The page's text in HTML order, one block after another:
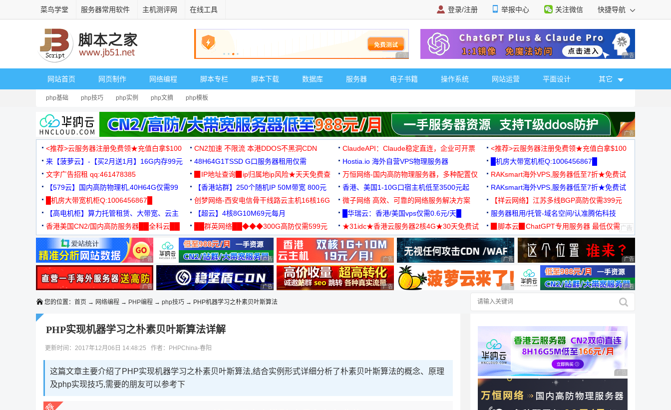
菜鸟学堂 服务器常用软件 主机测评网 在线工具 登录/注册 举报中心 关注微信 快捷导航
广告 商业广告，理性选择 广告 商业广告，理
网站首页 网页制作 网络编程 脚本专栏 脚本下载 数据库 服务器 电子书籍 操作系统 网站运营 平面设计 其它
php基础 php技巧 php实例 php文摘 php模板
广告 商业广告，理
<推荐>云服务器注册免费领★充值白拿$100 CN2加速 不限流 本港DDOS不黑洞CDN ClaudeAPI：Claude稳定直连，企业可开票
<推荐>云服务器注册免费领★充值白拿$100
来【菠萝云】-【买2月送1月】16G内存99元
48H64G1TSSD G口服务器租用仅需
3000+可免费测试
Hostia.io 海外自营VPS物理服务器
█机房大带宽机柜Q:1006456867█
文字广告招租 qq:461478385
▉IP地址查询▉ip归属地ip风险★天天免费查
万恒网络-国内高防物理服务器，多种配置仅
99元/月起
RAKsmart海外VPS,服务器低至7折★免费试
用★
【579云】国内高防物理机,40H64G仅需99
元
【香港站群】250个随机IP 50M带宽 800元 香港、美国1-10G口宿主机低至3500元起
RAKsmart海外VPS,服务器低至7折★免费试
用★
█机房大带宽机柜Q:1006456867█
创梦网络-西安电信骨干线路云主机16核16G
88元/月
微子网络 高效、可靠的网络服务解决方案
【祥云网络】江苏多线BGP高防仅需399元
【高电机柜】算力托管租赁、大带宽、云主
机
【超云】4核8G10M69元每月 █华瑞云：香港/美国vps仅需0.6元/天█
服务器租用/托管-域名空间/认准腾佑科技
香港美国CN2/国内高防服务器██全科云██
██群英网络██◆◆◆300G高防仅需599元
◆◆◆
★31idc★香港云服务器2核4G★30天免费试
用◆
▉脚本云▉ChatGPT专用服务器 最低仅需
19元/月
广告 商业广告，理性选择 广告 商业广告，理性选择 广告 商业广告，理性选择 广告 商业广告，理性选择 广告 商业广告，理
广告 商业广告，理性选择 广告 商业广告，理性选择 广告 商业广告，理性选择 广告 商业广告，理性选择 广告 商业广告，理
您的位置： 首页 → 网络编程 → PHP编程 → php技巧 → PHP机器学习之朴素贝叶斯算法
PHP实现机器学习之朴素贝叶斯算法详解
更新时间：2017年12月06日 14:48:25 作者：PHPChina-春阳
这篇文章主要介绍了PHP实现机器学习之朴素贝叶斯算法,结合实例形式详细分析了朴素贝叶斯算法的概念、原理
及php实现技巧,需要的朋友可以参考下
广告 商业广告，理性